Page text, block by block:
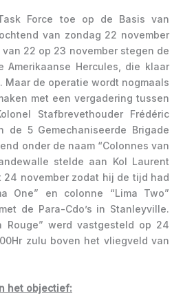
Force toe op de Basis van
van zondag 22 november
22 op 23 november stegen de
Amerikaanse Hercules, die klaar
Maar de operatie wordt nogmaals
met een vergadering tussen
Stafbrevethouder Frédéric
de 5 Gemechaniseerde Brigade
onder de naam “Colonnes van
stelde aan Kol Laurent
november zodat hij de tijd had
One” en colonne “Lima Two”
de Para-Cdo’s in Stanleyville.
Rouge” werd vastgesteld op 24
zulu boven het vliegveld van
het objectief: